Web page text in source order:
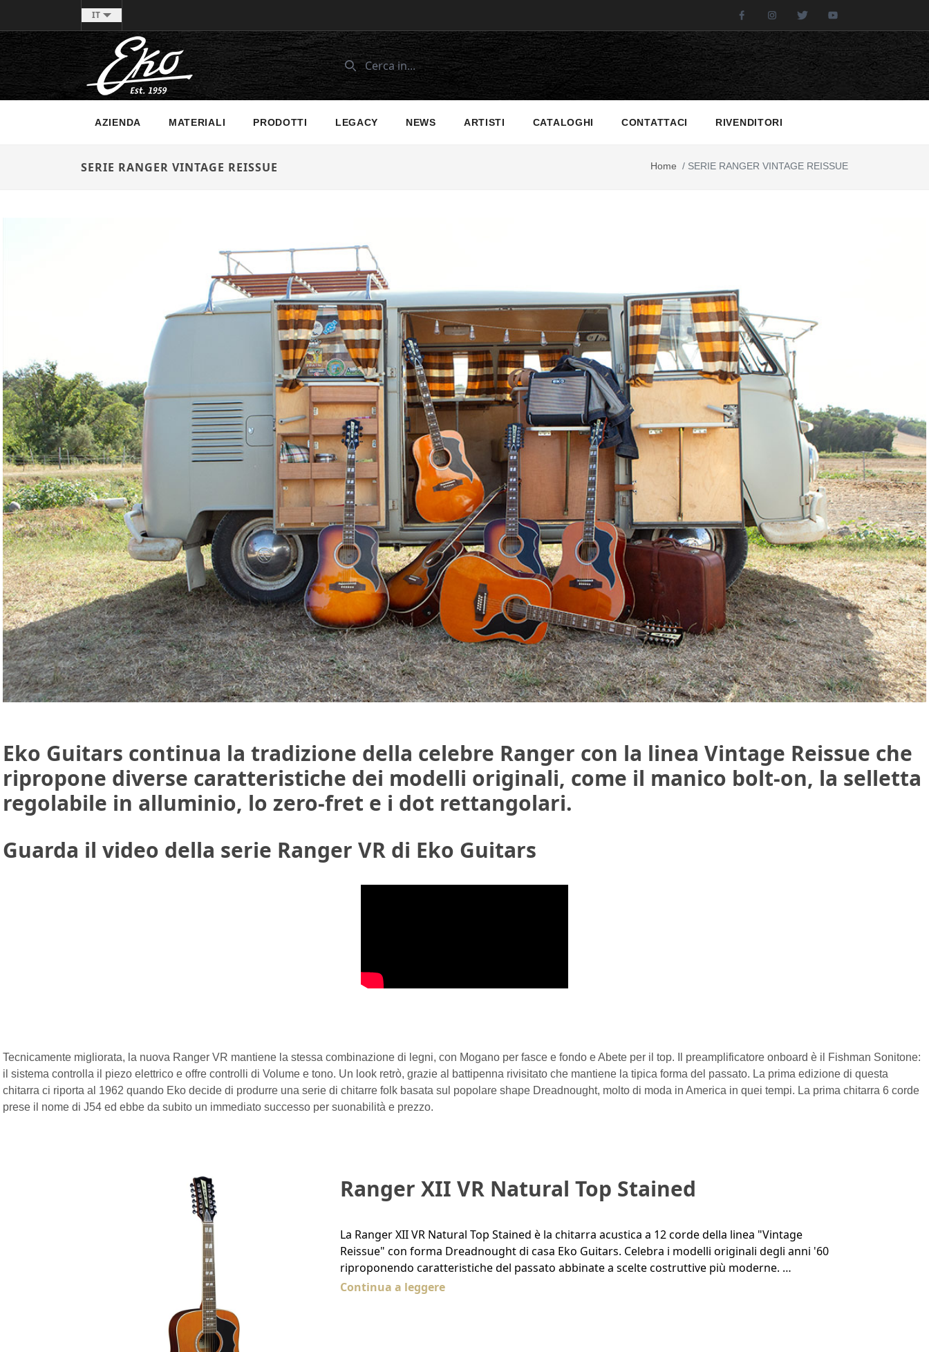
IT FacebookInstagramTwitter
AZIENDA MATERIALI PRODOTTI LEGACY NEWS ARTISTI CATALOGHI CONTATTACI RIVENDITORI
SERIE RANGER VINTAGE REISSUE Home / SERIE RANGER VINTAGE REISSUE
Eko Guitars continua la tradizione della celebre Ranger con la linea Vintage Reissue che
ripropone diverse caratteristiche dei modelli originali, come il manico bolt-on, la selletta
regolabile in alluminio, lo zero-fret e i dot rettangolari.
Guarda il video della serie Ranger VR di Eko Guitars
Tecnicamente migliorata, la nuova Ranger VR mantiene la stessa combinazione di legni, con Mogano per fasce e fondo e Abete per il top. Il preamplificatore onboard è il Fishman Sonitone:
il sistema controlla il piezo elettrico e offre controlli di Volume e tono. Un look retrò, grazie al battipenna rivisitato che mantiene la tipica forma del passato. La prima edizione di questa
chitarra ci riporta al 1962 quando Eko decide di produrre una serie di chitarre folk basata sul popolare shape Dreadnought, molto di moda in America in quei tempi. La prima chitarra 6 corde
prese il nome di J54 ed ebbe da subito un immediato successo per suonabilità e prezzo.
Ranger XII VR Natural Top Stained
La Ranger XII VR Natural Top Stained è la chitarra acustica a 12 corde della linea "Vintage
Reissue" con forma Dreadnought di casa Eko Guitars. Celebra i modelli originali degli anni '60
riproponendo caratteristiche del passato abbinate a scelte costruttive più moderne. …
Continua a leggere